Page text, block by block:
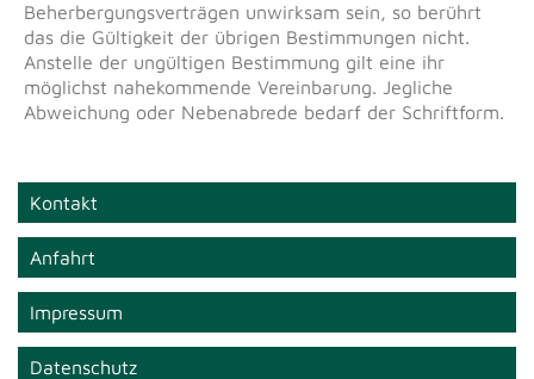
Beherbergungsverträgen unwirksam sein, so berührt
das die Gültigkeit der übrigen Bestimmungen nicht.
Anstelle der ungültigen Bestimmung gilt eine ihr
möglichst nahekommende Vereinbarung. Jegliche
Abweichung oder Nebenabrede bedarf der Schriftform.
Kontakt
Anfahrt
Impressum
Datenschutz